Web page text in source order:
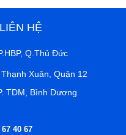
HỆ
Q.Thủ Đức
Xuân, Quận 12
TDM, Bình Dương
40 67